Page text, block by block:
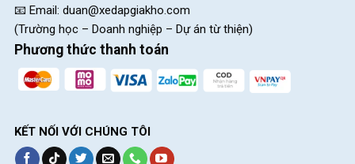
📧 Email: duan@xedapgiakho.com
(Trường học – Doanh nghiệp – Dự án từ thiện)
Phương thức thanh toán
KẾT NỐI VỚI CHÚNG TÔI